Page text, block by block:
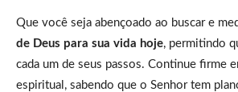
Que você seja abençoado ao buscar e
de Deus para sua vida hoje, permitindo
cada um de seus passos. Continue firme
espiritual, sabendo que o Senhor tem